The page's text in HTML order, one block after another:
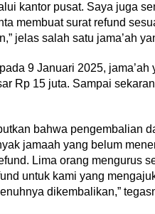
kantor pusat. Saya juga
membuat surat refund
jelas salah satu jama’ah
9 Januari 2025,
Rp 15 juta. Sampai
bahwa pengembalian
jamaah yang belum
Lima orang mengurus
untuk kami yang
dikembalikan,”